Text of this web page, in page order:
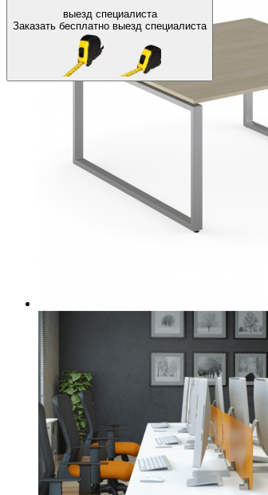
выезд специалиста
Заказать бесплатно выезд специалиста